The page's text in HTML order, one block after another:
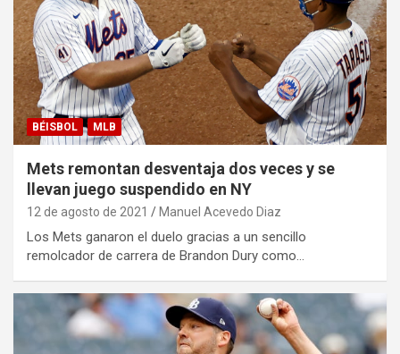
BÉISBOL MLB
Mets remontan desventaja dos veces y se
llevan juego suspendido en NY
12 de agosto de 2021 Manuel Acevedo Diaz
Los Mets ganaron el duelo gracias a un sencillo
remolcador de carrera de Brandon Dury como…